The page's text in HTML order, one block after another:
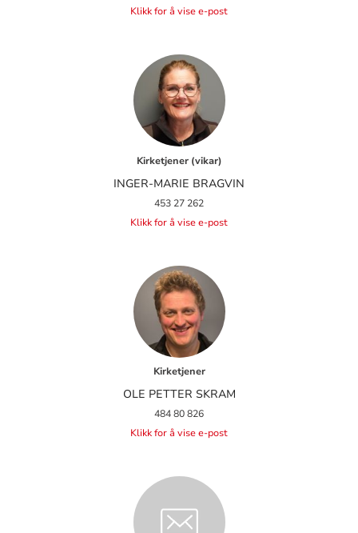
Klikk for å vise e-post
Kirketjener (vikar)
INGER-MARIE BRAGVIN
453 27 262
Klikk for å vise e-post
Kirketjener
OLE PETTER SKRAM
484 80 826
Klikk for å vise e-post